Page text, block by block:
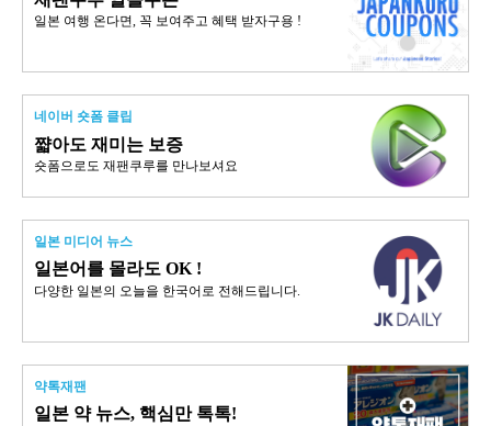
일본 여행 온다면, 꼭 보여주고 혜택 받자구용 !
네이버 숏폼 클립
쨟아도 재미는 보증
숏폼으로도 재팬쿠루를 만나보셔요
일본 미디어 뉴스
일본어를 몰라도 OK !
다양한 일본의 오늘을 한국어로 전해드립니다.
약톡재팬
일본 약 뉴스, 핵심만 톡톡!